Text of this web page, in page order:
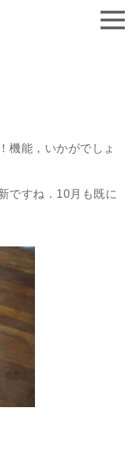
機能，いかがでしょ
ですね．10月も既に